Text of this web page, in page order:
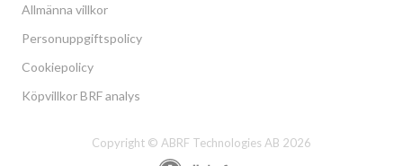
Allmänna villkor
Personuppgiftspolicy
Cookiepolicy
Köpvillkor BRF analys
Copyright © ABRF Technologies AB 2026